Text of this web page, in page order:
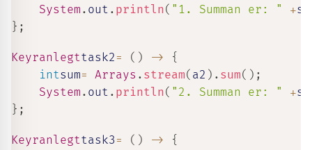
System . out . println( "1. Summan er: " +
} ;
Keyranlegttask2 = ( ) ->
{
intsum= Arrays . stream( a2 ) . sum( ) ;
System . out . println( "2. Summan er: " +
} ;
Keyranlegttask3 = ( ) ->
{